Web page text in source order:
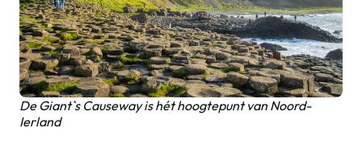
De Giant`s Causeway is hét hoogtepunt van Noord-
Ierland